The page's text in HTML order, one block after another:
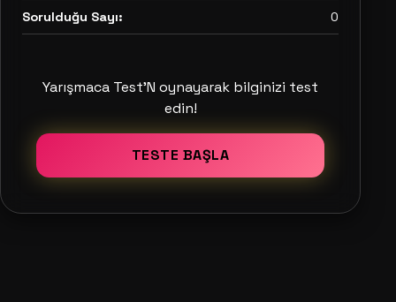
Sorulduğu Sayı: 0
Yarışmaca Test'N oynayarak bilginizi test
edin!
TESTE BAŞLA